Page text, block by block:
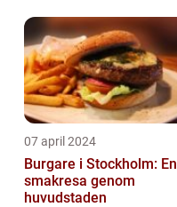
07 april 2024
Burgare i Stockholm: En
smakresa genom
huvudstaden